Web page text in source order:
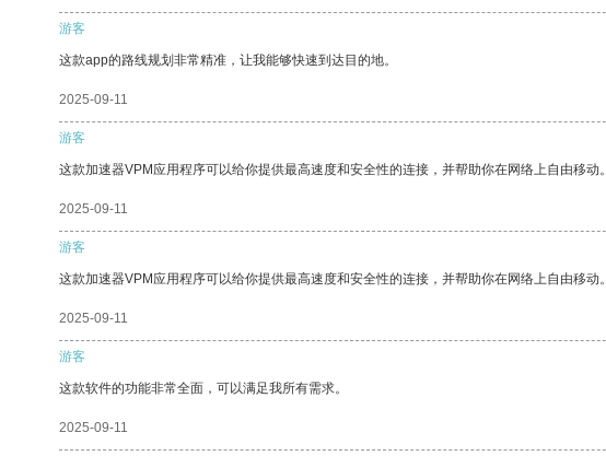
游客
这款app的路线规划非常精准，让我能够快速到达目的地。
2025-09-11
游客
这款加速器VPM应用程序可以给你提供最高速度和安全性的连接，并帮助你在网络上自由移动。
2025-09-11
游客
这款加速器VPM应用程序可以给你提供最高速度和安全性的连接，并帮助你在网络上自由移动。
2025-09-11
游客
这款软件的功能非常全面，可以满足我所有需求。
2025-09-11